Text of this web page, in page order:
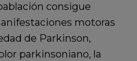
consigue
motoras
de Parkinson,
parkinsoniano, la